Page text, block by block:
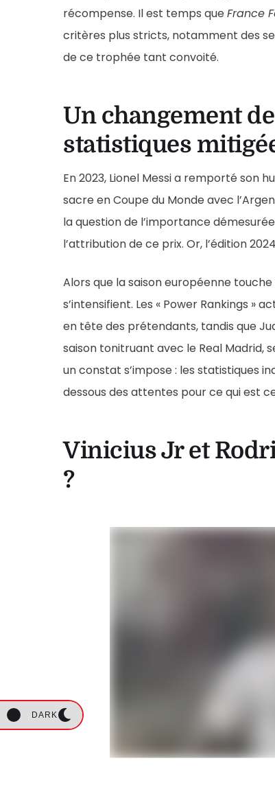
DARK
récompense. Il est temps queFrance
critères plus stricts, notamment des
de ce trophée tant convoité.
Un changement
statistiques
En 2023, Lionel Messi a remporté son
sacre en Coupe du Monde avec
la question de l’importance
l’attribution de ce prix. Or, l’édition
Alors que la saison européenne
s’intensifient. Les « Power Rankings »
en tête des prétendants, tandis que
saison tonitruant avec le Real Madrid,
un constat s’impose : les statistiques
dessous des attentes pour ce qui est
Vinicius Jr et
?